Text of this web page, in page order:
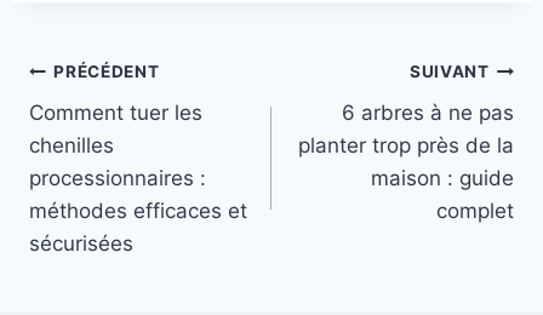
Navigation
de
l’article
PRÉCÉDENT
Comment tuer les
chenilles
processionnaires :
méthodes efficaces et
sécurisées
SUIVANT
6 arbres à ne pas
planter trop près de la
maison : guide
complet